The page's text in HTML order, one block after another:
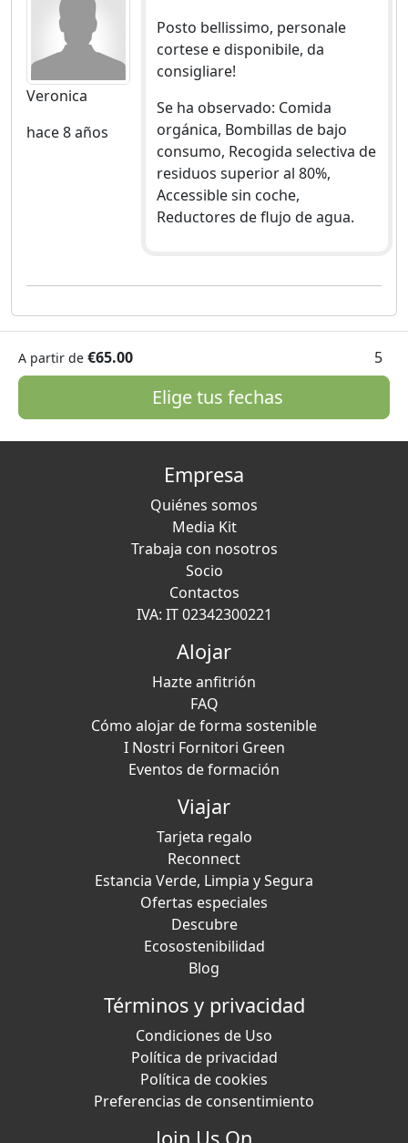
Veronica
hace 8 años
Posto bellissimo, personale
cortese e disponibile, da
consigliare!
Se ha observado: Comida
orgánica, Bombillas de bajo
consumo, Recogida selectiva de
residuos superior al 80%,
Accessible sin coche,
Reductores de flujo de agua.
A partir de €65.00 5
Elige tus fechas
Empresa
Quiénes somos
Media Kit
Trabaja con nosotros
Socio
Contactos
IVA: IT 02342300221
Alojar
Hazte anfitrión
FAQ
Cómo alojar de forma sostenible
I Nostri Fornitori Green
Eventos de formación
Viajar
Tarjeta regalo
Reconnect
Estancia Verde, Limpia y Segura
Ofertas especiales
Descubre
Ecosostenibilidad
Blog
Términos y privacidad
Condiciones de Uso
Política de privacidad
Política de cookies
Preferencias de consentimiento